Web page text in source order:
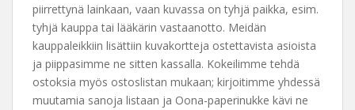
piirrettynä lainkaan, vaan kuvassa on tyhjä paikka, esim.
tyhjä kauppa tai lääkärin vastaanotto. Meidän
kauppaleikkiin lisättiin kuvakortteja ostettavista asioista
ja piippasimme ne sitten kassalla. Kokeilimme tehdä
ostoksia myös ostoslistan mukaan; kirjoitimme yhdessä
muutamia sanoja listaan ja Oona-paperinukke kävi ne